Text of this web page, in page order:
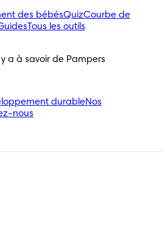
des bébésQuizCourbe de
Tous les outils
a à savoir de Pampers
durableNos
nous